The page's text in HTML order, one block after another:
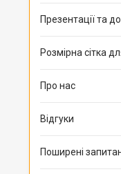
Презентації та
Розмірна сітка
Про нас
Відгуки
Поширені